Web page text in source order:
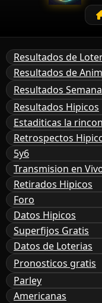
Resultados de
Resultados de
Resultados
Resultados Hipicos
Estaditicas la
Retrospectos
5y6
Transmision en
Retirados Hipicos
Foro
Datos Hipicos
Superfijos Gratis
Datos de Loterias
Pronosticos gratis
Parley
Americanas